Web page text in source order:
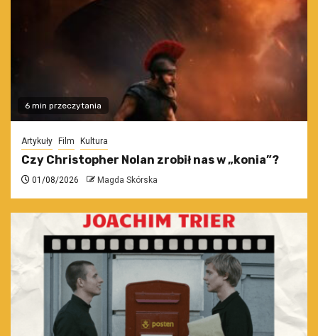
6 min przeczytania
Artykuły Film Kultura
Czy Christopher Nolan zrobił nas w „konia”?
01/08/2026 Magda Skórska